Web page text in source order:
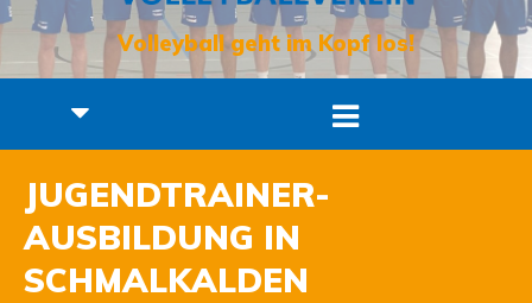
Volleyball geht im Kopf los!
JUGENDTRAINER-
AUSBILDUNG IN
SCHMALKALDEN